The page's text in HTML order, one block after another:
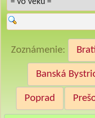
Zoznámenie:
Banská
Poprad